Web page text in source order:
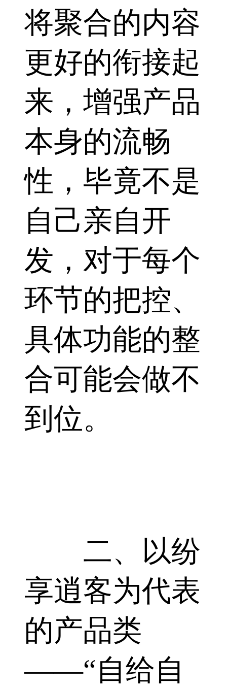
将聚合的内容
更好的衔接起
来，增强产品
本身的流畅
性，毕竟不是
自己亲自开
发，对于每个
环节的把控、
具体功能的整
合可能会做不
到位。
二、以纷
享逍客为代表
的产品类
――“自给自